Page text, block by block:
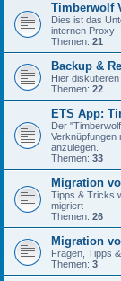
Timberwolf
Dies ist das
internen Proxy
Themen: 21
Backup &
Hier
Themen: 22
ETS App:
Der
Verknüpfungen
anzulegen.
Themen: 33
Migration
Tipps & Tricks
migriert
Themen: 26
Migration
Fragen, Tipps
Themen: 3